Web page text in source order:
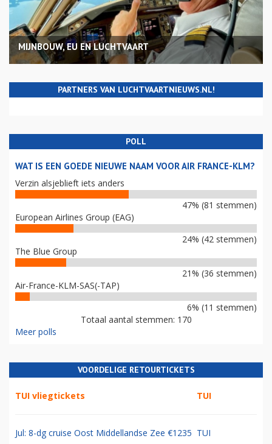
MIJNBOUW, EU EN LUCHTVAART
PARTNERS VAN LUCHTVAARTNIEUWS.NL!
POLL
WAT IS EEN GOEDE NIEUWE NAAM VOOR AIR FRANCE-KLM?
Verzin alsjeblieft iets anders
47% (81 stemmen)
European Airlines Group (EAG)
24% (42 stemmen)
The Blue Group
21% (36 stemmen)
Air-France-KLM-SAS(-TAP)
6% (11 stemmen)
Totaal aantal stemmen: 170
Meer polls
VOORDELIGE RETOURTICKETS
TUI vliegtickets TUI
Jul: 8-dg cruise Oost Middellandse Zee €1235 TUI